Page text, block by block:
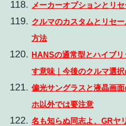
メーカーオプションとリ
クルマのカスタムとリセ
方法
HANSの通常型とハイブ
す意味｜今後のクルマ選
偏光サングラスと液晶画
ホ以外では要注意
名も知らぬ同志よ、GRヤ